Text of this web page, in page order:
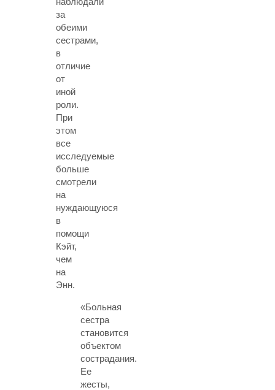
за
обеими
сестрами,
в
отличие
от
иной
роли.
При
этом
все
исследуемые
больше
смотрели
на
нуждающуюся
в
помощи
Кэйт,
чем
на
Энн.
«Больная
сестра
становится
объектом
сострадания.
Ее
жесты,